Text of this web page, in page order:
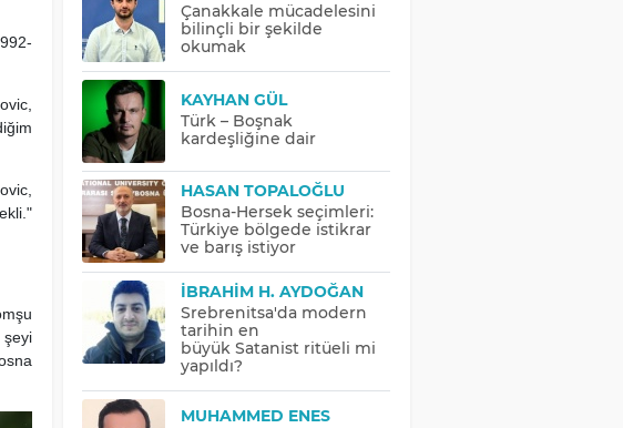
şeyi
Çanakkale mücadelesini
bilinçli bir şekilde
okumak
KAYHAN GÜL
Türk – Boşnak
kardeşliğine dair
HASAN TOPALOĞLU
Bosna-Hersek seçimleri:
Türkiye bölgede istikrar
ve barış istiyor
İBRAHIM H. AYDOĞAN
Srebrenitsa'da modern
tarihin en
büyük Satanist ritüeli mi
yapıldı?
MUHAMMED ENES